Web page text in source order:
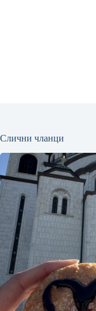
Слични чланци